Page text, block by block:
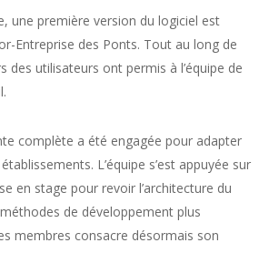
une première version du logiciel est
Entreprise des Ponts. Tout au long de
des utilisateurs ont permis à l’équipe de
complète a été engagée pour adapter
établissements. L’équipe s’est appuyée sur
en stage pour revoir l’architecture du
de développement plus
membres consacre désormais son